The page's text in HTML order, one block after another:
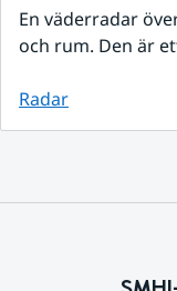
En väderradar
och rum. Den är
Radar